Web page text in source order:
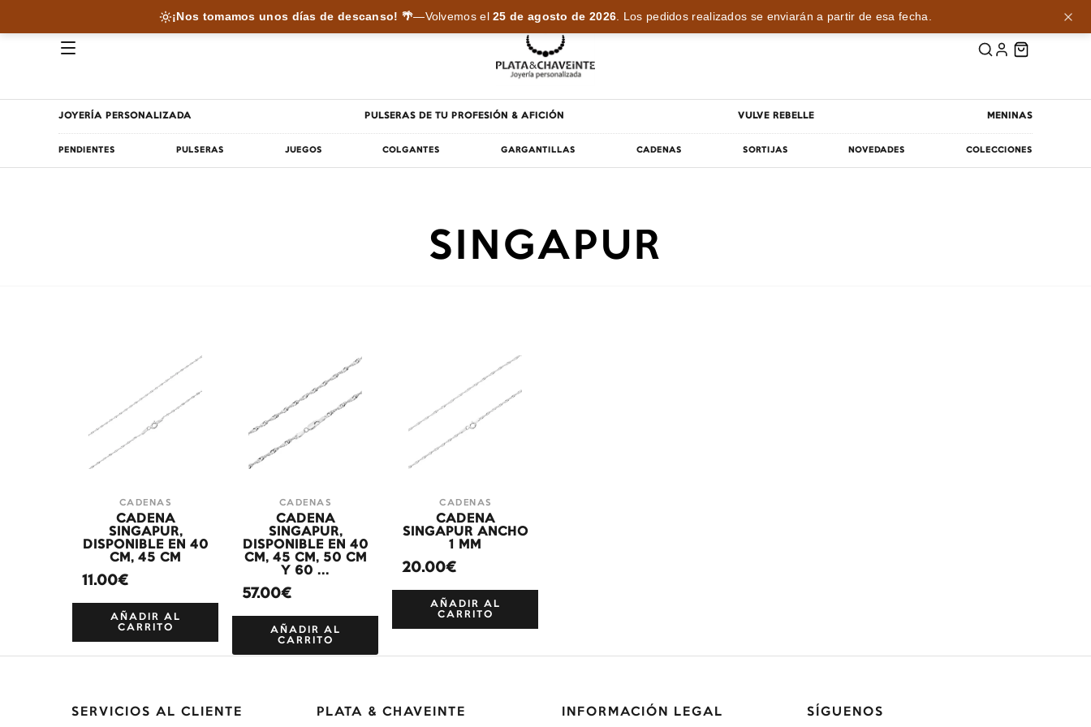
¡Nos tomamos unos días de descanso! 🌴—Volvemos el25 de agosto de 2026. Los pedidos realizados se enviarán a partir de esa fecha.
JOYERÍA PERSONALIZADA PULSERAS DE TU PROFESIÓN & AFICIÓN VULVE REBELLE MENINAS
PENDIENTES PULSERAS JUEGOS COLGANTES GARGANTILLAS CADENAS SORTIJAS NOVEDADES COLECCIONES
SINGAPUR
CADENAS
CADENA
SINGAPUR,
DISPONIBLE EN 40
CM, 45 CM
11.00€
AÑADIR AL
CARRITO
CADENAS
CADENA
SINGAPUR,
DISPONIBLE EN 40
CM, 45 CM, 50 CM
Y 60 ...
57.00€
AÑADIR AL
CARRITO
CADENAS
CADENA
SINGAPUR ANCHO
1 MM
20.00€
AÑADIR AL
CARRITO
SERVICIOS AL CLIENTE PLATA & CHAVEINTE INFORMACIÓN LEGAL SÍGUENOS